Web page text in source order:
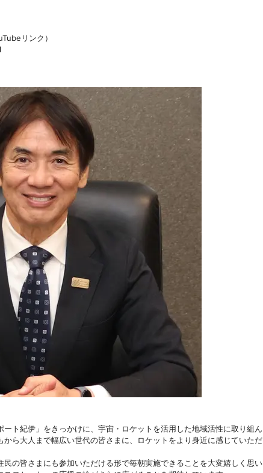
リンク）
ト紀伊」をきっかけに、宇宙・ロケットを活用した地域活性に取り組ん
ら大人まで幅広い世代の皆さまに、ロケットをより身近に感じていただ
の皆さまにも参加いただける形で毎朝実施できることを大変嬉しく思い